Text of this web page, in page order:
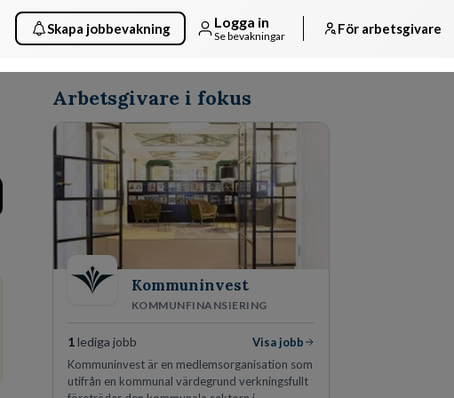
Skapa jobbevakning Logga in
Se bevakningar För arbetsgivare
Arbetsgivare i fokus
Kommuninvest
KOMMUNFINANSIERING
1lediga jobb
Visa jobb
Kommuninvest är en medlemsorganisation som
utifrån en kommunal värdegrund verkningsfullt